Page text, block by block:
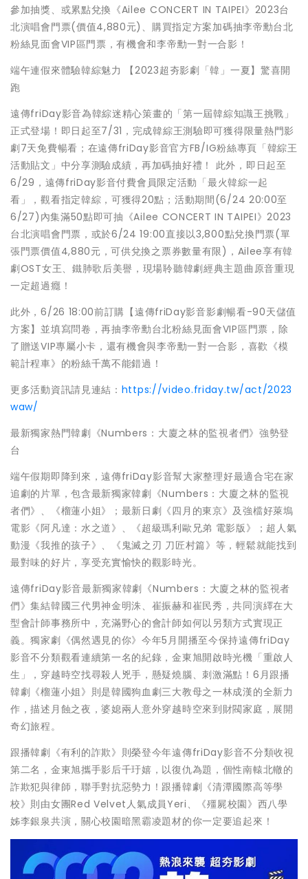
參加抽獎、或累點兌換《Ailee CONCERT IN TAIPEI》2023台
北演唱會門票(價值4,880元)、購買指定方案加碼抽李帝勳台北
粉絲見面會VIP區門票，有機會和李帝勳一對一合影！
端午連假來體驗韓綜魅力 【2023超夯影劇「韓」一夏】驚喜開
跑
遠傳friDay影音為韓綜迷精心策畫的「第一屆韓綜知識王挑戰」
正式登場！即日起至7/31，完成韓綜王測驗即可獲得限量熱門影
劇7天免費暢看；在遠傳friDay影音官方FB/IG粉絲專頁「韓綜王
活動貼文」中分享測驗成績，再加碼抽好禮！ 此外，即日起至
6/29，遠傳friDay影音付費會員限定活動「最火韓綜一起
看」，觀看指定韓綜，可獲得20點；活動期間(6/24 20:00至
6/27)內集滿50點即可抽《Ailee CONCERT IN TAIPEI》2023
台北演唱會門票，或於6/24 19:00直接以3,800點兌換門票(單
張門票價值4,880元，可供兌換之票券數量有限)，Ailee享有韓
劇OST女王、鐵肺歌后美譽，現場聆聽韓劇經典主題曲原音重現
一定超過癮！
此外，6/26 18:00前訂購【遠傳friDay影音影劇暢看-90天儲值
方案】並填寫問卷，再抽李帝勳台北粉絲見面會VIP區門票，除
了贈送VIP專屬小卡，還有機會與李帝勳一對一合影，喜歡《模
範計程車》的粉絲千萬不能錯過！
更多活動資訊請見連結： https://video.friday.tw/act/2023
waw/
最新獨家熱門韓劇《Numbers：大廈之林的監視者們》強勢登
台
端午假期即降到來，遠傳friDay影音幫大家整理好最適合宅在家
追劇的片單，包含最新獨家韓劇《Numbers：大廈之林的監視
者們》、《榴蓮小姐》；最新日劇《四月的東京》及強檔好萊塢
電影《阿凡達：水之道》、《超級瑪利歐兄弟 電影版》；超人氣
動漫《我推的孩子》、《鬼滅之刃 刀匠村篇》等，輕鬆就能找到
最對味的好片，享受充實愉快的觀影時光。
遠傳friDay影音最新獨家韓劇《Numbers：大廈之林的監視者
們》集結韓國三代男神金明洙、崔振赫和崔民秀，共同演繹在大
型會計師事務所中，充滿野心的會計師如何以另類方式實現正
義。獨家劇《偶然遇見的你》今年5月開播至今保持遠傳friDay
影音不分類觀看連續第一名的紀錄，金東旭開啟時光機「重啟人
生」，穿越時空找尋殺人兇手，懸疑燒腦、刺激滿點！6月跟播
韓劇《榴蓮小姐》則是韓國狗血劇三大教母之一林成漢的全新力
作，描述月蝕之夜，婆媳兩人意外穿越時空來到財閥家庭，展開
奇幻旅程。
跟播韓劇《有利的詐欺》則榮登今年遠傳friDay影音不分類收視
第二名，金東旭攜手影后千玗嬉，以復仇為題，個性南轅北轍的
詐欺犯與律師，聯手對抗惡勢力！跟播韓劇《清潭國際高等學
校》則由女團Red Velvet人氣成員Yeri、《殭屍校園》西八學
姊李銀泉共演，關心校園暗黑霸凌題材的你一定要追起來！